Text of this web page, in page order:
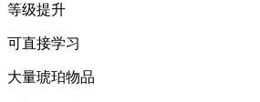
等级提升
可直接学习
大量琥珀物品